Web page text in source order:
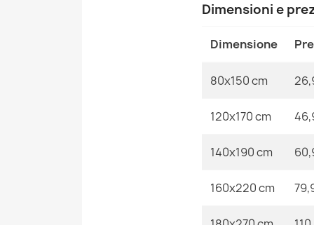
Dimensioni e
Dimensione
80x150 cm
120x170 cm
140x190 cm
160x220 cm